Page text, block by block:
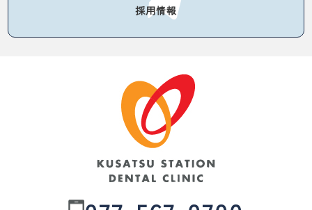
採用情報